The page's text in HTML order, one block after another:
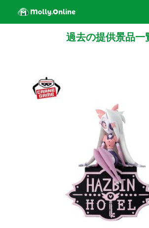
過去の提供景品一